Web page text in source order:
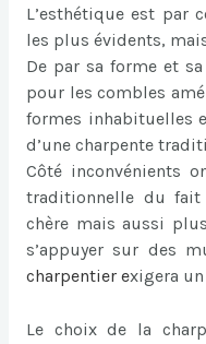
L’esthétique est par
les plus évidents,
De par sa forme et
pour les combles
formes inhabituelles
d’une charpente
Côté inconvénients
traditionnelle du
chère mais aussi
s’appuyer sur des
charpentier exigera
Le choix de la